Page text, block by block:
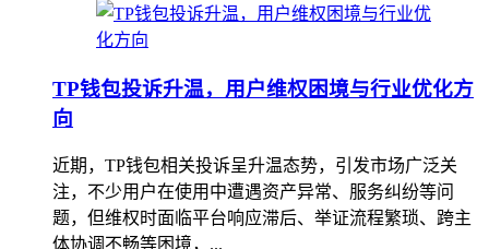
TP钱包投诉升温，用户维权困境与行业优化方
向
近期，TP钱包相关投诉呈升温态势，引发市场广泛关
注，不少用户在使用中遭遇资产异常、服务纠纷等问
题，但维权时面临平台响应滞后、举证流程繁琐、跨主
体协调不畅等困境，...